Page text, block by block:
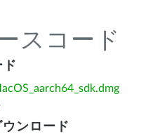
スコード
ド
ンロード